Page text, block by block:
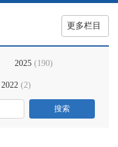
更多栏目
2025 (190)
2022 (2)